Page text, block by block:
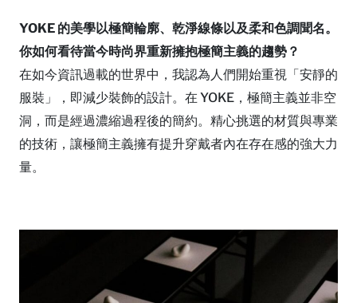
YOKE 的美學以極簡輪廓、乾淨線條以及柔和色調聞名。
你如何看待當今時尚界重新擁抱極簡主義的趨勢？
在如今資訊過載的世界中，我認為人們開始重視「安靜的
服裝」，即減少裝飾的設計。在 YOKE，極簡主義並非空
洞，而是經過濃縮過程後的簡約。精心挑選的材質與專業
的技術，讓極簡主義擁有提升穿戴者內在存在感的強大力
量。